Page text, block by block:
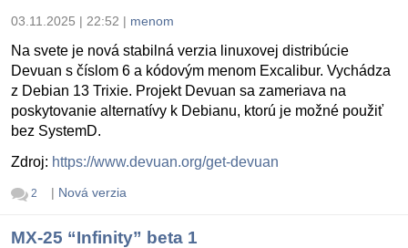
03.11.2025 | 22:52 | menom
Na svete je nová stabilná verzia linuxovej distribúcie
Devuan s číslom 6 a kódovým menom Excalibur. Vychádza
z Debian 13 Trixie. Projekt Devuan sa zameriava na
poskytovanie alternatívy k Debianu, ktorú je možné použiť
bez SystemD.
Zdroj: https://www.devuan.org/get-devuan
2 | Nová verzia
MX-25 “Infinity” beta 1